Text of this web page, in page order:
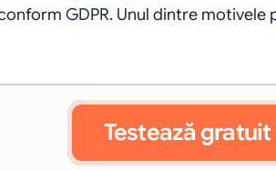
GDPR. Unul dintre motivele
Testează gratuit